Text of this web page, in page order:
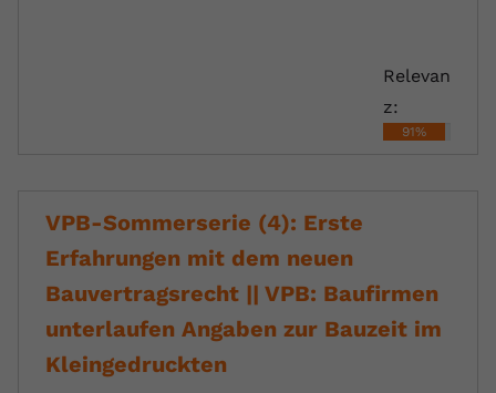
Relevan
z:
91%
VPB-Sommerserie (4): Erste
Erfahrungen mit dem neuen
Bauvertragsrecht || VPB: Baufirmen
unterlaufen Angaben zur Bauzeit im
Kleingedruckten